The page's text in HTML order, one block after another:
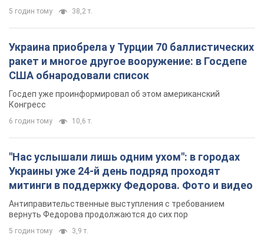
5 годин тому 38,2 т.
Украина приобрела у Турции 70 баллистических
ракет и многое другое вооружение: в Госдепе
США обнародовали список
Госдеп уже проинформировал об этом американский
Конгресс
6 годин тому 10,6 т.
"Нас услышали лишь одним ухом": в городах
Украины уже 24-й день подряд проходят
митинги в поддержку Федорова. Фото и видео
Антиправительственные выступления с требованием
вернуть Федорова продолжаются до сих пор
5 годин тому 3,9 т.